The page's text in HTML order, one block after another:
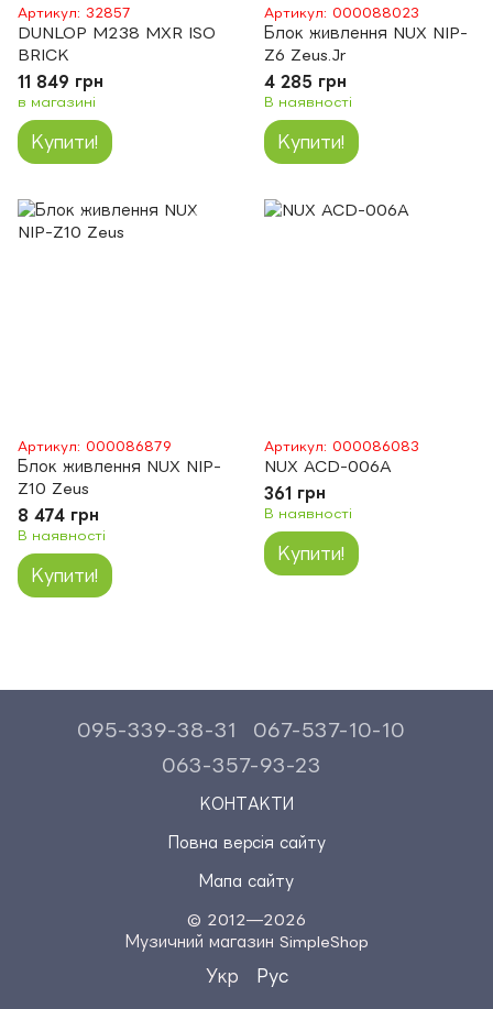
Артикул: 32857
DUNLOP M238 MXR ISO
BRICK
11 849 грн
в магазині
Купити!
Артикул: 000088023
Блок живлення NUX NIP-
Z6 Zeus.Jr
4 285 грн
В наявності
Купити!
Артикул: 000086879
Блок живлення NUX NIP-
Z10 Zeus
8 474 грн
В наявності
Купити!
Артикул: 000086083
NUX ACD-006A
361 грн
В наявності
Купити!
095-339-38-31
067-537-10-10
063-357-93-23
КОНТАКТИ
Повна версія сайту
Мапа сайту
© 2012—2026
Музичний магазин SimpleShop
Укр Рус